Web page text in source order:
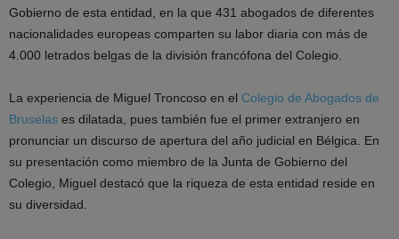
Gobierno de esta entidad, en la que 431 abogados de diferentes
nacionalidades europeas comparten su labor diaria con más de
4.000 letrados belgas de la división francófona del Colegio.
La experiencia de Miguel Troncoso en el Colegio de Abogados de
Bruselas es dilatada, pues también fue el primer extranjero en
pronunciar un discurso de apertura del año judicial en Bélgica. En
su presentación como miembro de la Junta de Gobierno del
Colegio, Miguel destacó que la riqueza de esta entidad reside en
su diversidad.